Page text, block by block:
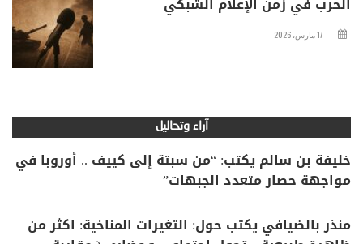
17 مارس، 2026
آراء وتحاليل
خليفة بن سالم يكتب: “من سبتة إلى كييف .. أوروبا في
مواجهة حصار متعدد الجبهات”
منذر بالضيافي يكتب حول: التغيرات المناخية: اكثر من